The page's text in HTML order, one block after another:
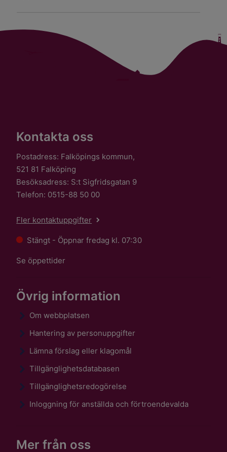
Kontakta oss
Postadress: Falköpings kommun,
521 81 Falköping
Besöksadress: S:t Sigfridsgatan 9
Telefon: 0515-88 50 00
Fler kontaktuppgifter
Stängt - Öppnar fredag kl. 07:30
Se öppettider
Övrig information
Om webbplatsen
Hantering av personuppgifter
Lämna förslag eller klagomål
Tillgänglighetsdatabasen
Tillgänglighetsredogörelse
Inloggning för anställda och förtroendevalda
Mer från oss